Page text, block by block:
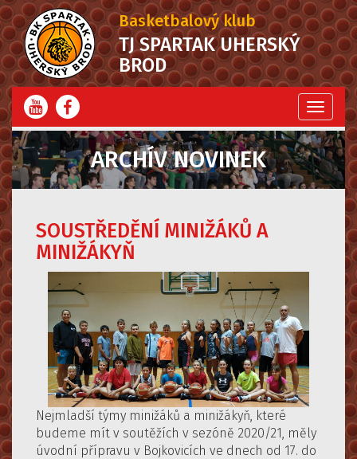
Basketbalový klub
TJ SPARTAK UHERSKÝ
BROD
Menu
ARCHÍV NOVINEK
SOUSTŘEDĚNÍ MINIŽÁKŮ A
MINIŽÁKYŇ
Nejmladší týmy minižáků a minižákyň, které
budeme mít v soutěžích v sezóně 2020/21, měly
úvodní přípravu v Bojkovicích ve dnech od 17. do